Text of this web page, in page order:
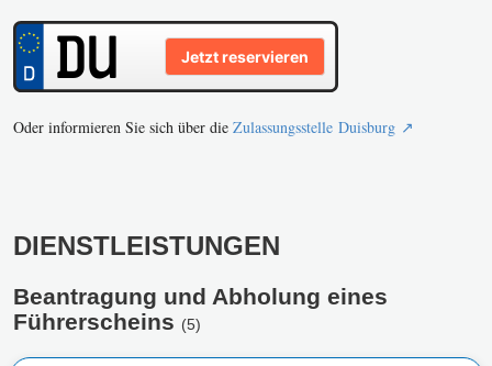
Jetzt reservieren
Oder informieren Sie sich über die Zulassungsstelle Duisburg ↗️
DIENSTLEISTUNGEN
Beantragung und Abholung eines
Führerscheins (5)